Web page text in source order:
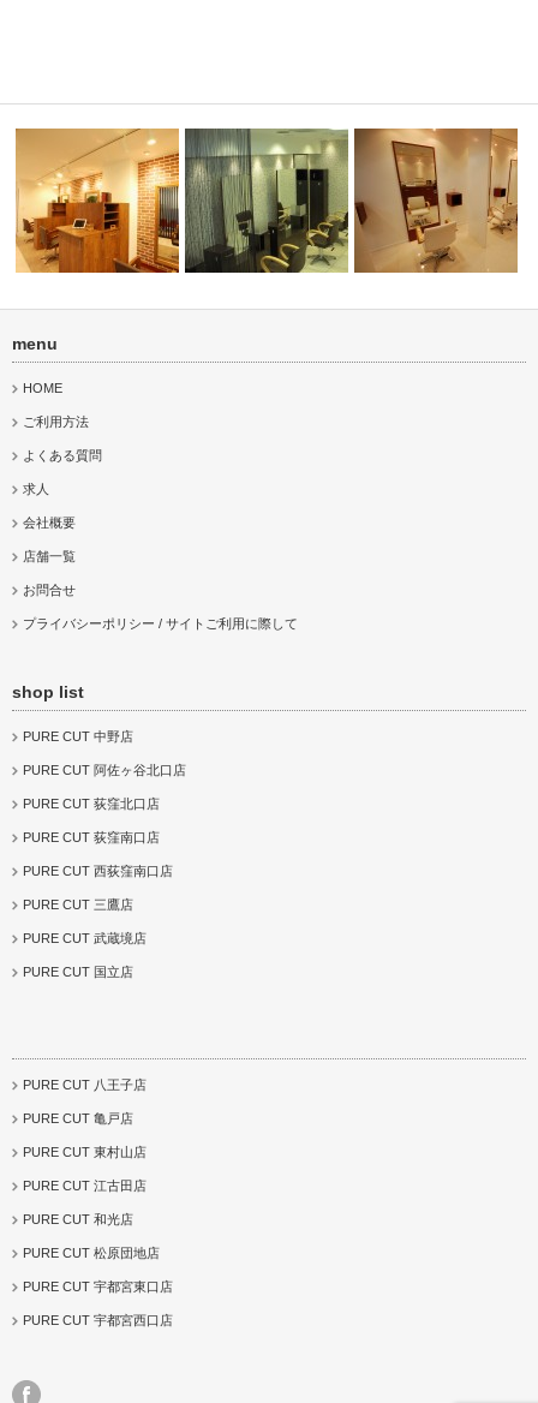
PURE CUT 国立店
menu
HOME
ご利用方法
よくある質問
求人
会社概要
店舗一覧
お問合せ
プライバシーポリシー / サイトご利用に際して
shop list
PURE CUT 中野店
PURE CUT 阿佐ヶ谷北口店
PURE CUT 荻窪北口店
PURE CUT 荻窪南口店
PURE CUT 西荻窪南口店
PURE CUT 三鷹店
PURE CUT 武蔵境店
PURE CUT 国立店
PURE CUT 八王子店
PURE CUT 亀戸店
PURE CUT 東村山店
PURE CUT 江古田店
PURE CUT 和光店
PURE CUT 松原団地店
PURE CUT 宇都宮東口店
PURE CUT 宇都宮西口店